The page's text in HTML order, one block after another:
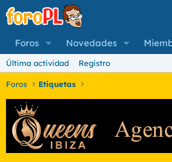
Foros Novedades
Última actividad Registro
Foros Etiquetas